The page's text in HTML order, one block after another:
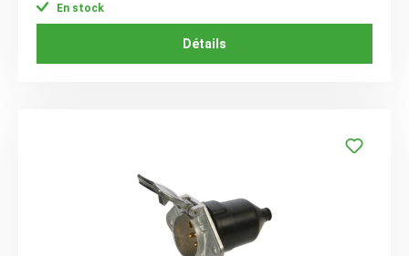
En stock
Détails